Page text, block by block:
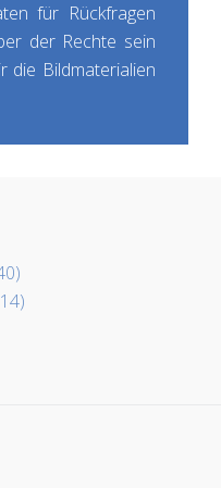
für Rückfragen
der Rechte sein
die Bildmaterialien